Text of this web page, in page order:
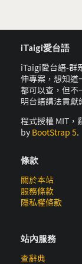
iTaigi愛台語
iTaigi愛台語-群
伸專案，想知道
都可以查，但不
明台語講法貢獻
程式授權 MIT，
by BootStrap 5.
條款
關於本站
服務條款
隱私權條款
站內服務
查辭典